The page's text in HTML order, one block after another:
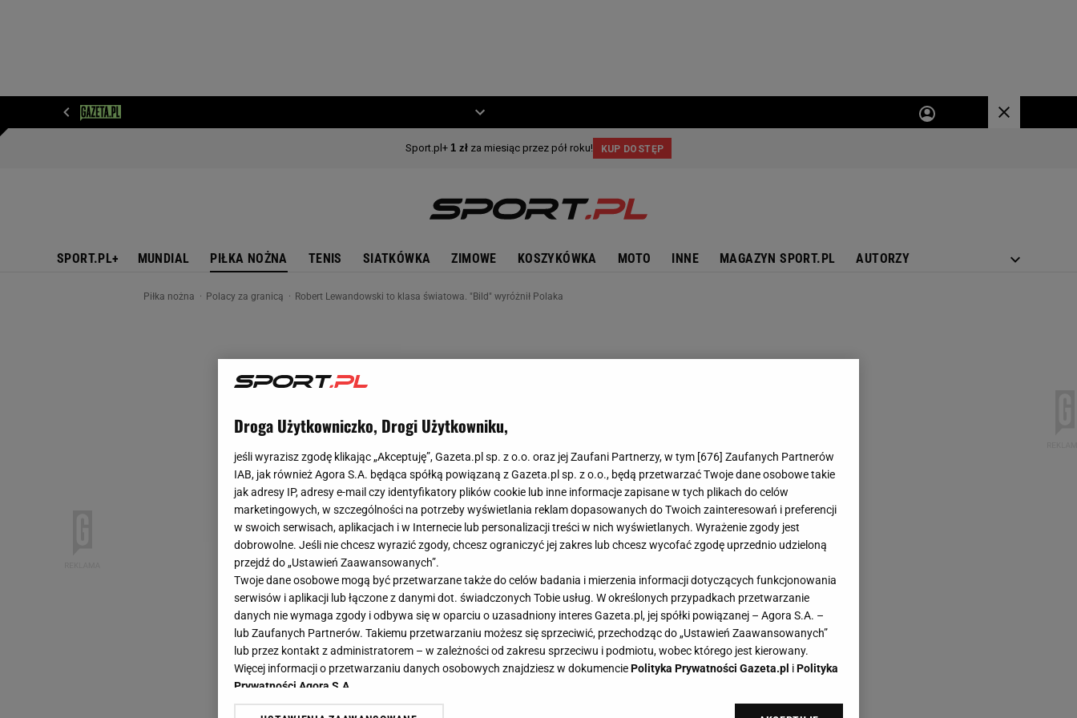
SPORT.PL+ MUNDIAL PIŁKA NOŻNA TENIS SIATKÓWKA ZIMOWE KOSZYKÓWKA MOTO INNE MAGAZYN SPORT.PL AUTORZY
Piłka nożna Polacy za granicą Robert Lewandowski to klasa światowa. "Bild" wyróżnił Polaka
Droga Użytkowniczko, Drogi Użytkowniku,
jeśli wyrazisz zgodę klikając „Akceptuję”, Gazeta.pl sp. z o.o. oraz jej Zaufani Partnerzy, w tym [676] Zaufanych Partnerów
IAB, jak również Agora S.A. będąca spółką powiązaną z Gazeta.pl sp. z o.o., będą przetwarzać Twoje dane osobowe takie
jak adresy IP, adresy e-mail czy identyfikatory plików cookie lub inne informacje zapisane w tych plikach do celów
marketingowych, w szczególności na potrzeby wyświetlania reklam dopasowanych do Twoich zainteresowań i preferencji
w swoich serwisach, aplikacjach i w Internecie lub personalizacji treści w nich wyświetlanych. Wyrażenie zgody jest
dobrowolne. Jeśli nie chcesz wyrazić zgody, chcesz ograniczyć jej zakres lub chcesz wycofać zgodę uprzednio udzieloną
przejdź do „Ustawień Zaawansowanych”.
Twoje dane osobowe mogą być przetwarzane także do celów badania i mierzenia informacji dotyczących funkcjonowania
serwisów i aplikacji lub łączone z danymi dot. świadczonych Tobie usług. W określonych przypadkach przetwarzanie
danych nie wymaga zgody i odbywa się w oparciu o uzasadniony interes Gazeta.pl, jej spółki powiązanej – Agora S.A. –
lub Zaufanych Partnerów. Takiemu przetwarzaniu możesz się sprzeciwić, przechodząc do „Ustawień Zaawansowanych”
lub przez kontakt z administratorem – w zależności od zakresu sprzeciwu i podmiotu, wobec którego jest kierowany.
Więcej informacji o przetwarzaniu danych osobowych znajdziesz w dokumenciePolityka Prywatności Gazeta.pl iPolityka
Prywatności Agora S.A.